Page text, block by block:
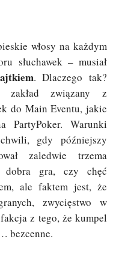
włosy na każdym
słuchawek – musiał
. Dlaczego tak?
związany z
do Main Eventu, jakie
PartyPoker. Warunki
gdy późniejszy
zaledwie trzema
dobra gra, czy chęć
ale faktem jest, że
zwycięstwo w
z tego, że kumpel
bezcenne.